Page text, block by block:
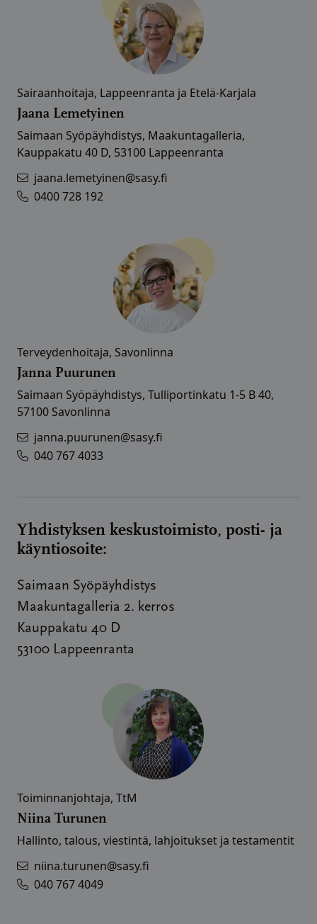
Sairaanhoitaja, Lappeenranta ja Etelä-Karjala
Jaana Lemetyinen
Saimaan Syöpäyhdistys, Maakuntagalleria,
Kauppakatu 40 D, 53100 Lappeenranta
jaana.lemetyinen@sasy.fi
0400 728 192
Terveydenhoitaja, Savonlinna
Janna Puurunen
Saimaan Syöpäyhdistys, Tulliportinkatu 1-5 B 40,
57100 Savonlinna
janna.puurunen@sasy.fi
040 767 4033
Yhdistyksen keskustoimisto, posti- ja
käyntiosoite:
Saimaan Syöpäyhdistys
Maakuntagalleria 2. kerros
Kauppakatu 40 D
53100 Lappeenranta
Toiminnanjohtaja, TtM
Niina Turunen
Hallinto, talous, viestintä, lahjoitukset ja testamentit
niina.turunen@sasy.fi
040 767 4049